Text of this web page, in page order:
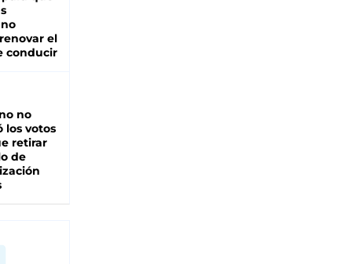
el
conducir
no
los votos
retirar
de